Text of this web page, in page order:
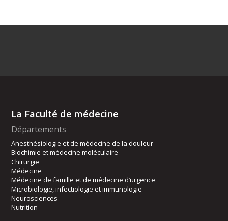
La Faculté de médecine
Départements
Anesthésiologie et de médecine de la douleur
Biochimie et médecine moléculaire
Chirurgie
Médecine
Médecine de famille et de médecine d’urgence
Microbiologie, infectiologie et immunologie
Neurosciences
Nutrition